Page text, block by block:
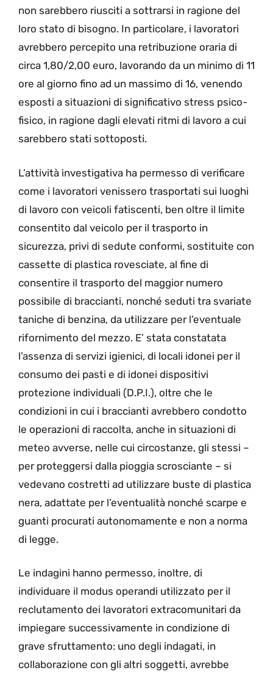
non sarebbero riusciti a sottrarsi in ragione del
loro stato di bisogno. In particolare, i lavoratori
avrebbero percepito una retribuzione oraria di
circa 1,80/2,00 euro, lavorando da un minimo di 11
ore al giorno fino ad un massimo di 16, venendo
esposti a situazioni di significativo stress psico-
fisico, in ragione dagli elevati ritmi di lavoro a cui
sarebbero stati sottoposti.
L’attività investigativa ha permesso di verificare
come i lavoratori venissero trasportati sui luoghi
di lavoro con veicoli fatiscenti, ben oltre il limite
consentito dal veicolo per il trasporto in
sicurezza, privi di sedute conformi, sostituite con
cassette di plastica rovesciate, al fine di
consentire il trasporto del maggior numero
possibile di braccianti, nonché seduti tra svariate
taniche di benzina, da utilizzare per l’eventuale
rifornimento del mezzo. E’ stata constatata
l’assenza di servizi igienici, di locali idonei per il
consumo dei pasti e di idonei dispositivi
protezione individuali (D.P.I.), oltre che le
condizioni in cui i braccianti avrebbero condotto
le operazioni di raccolta, anche in situazioni di
meteo avverse, nelle cui circostanze, gli stessi –
per proteggersi dalla pioggia scrosciante – si
vedevano costretti ad utilizzare buste di plastica
nera, adattate per l’eventualità nonché scarpe e
guanti procurati autonomamente e non a norma
di legge.
Le indagini hanno permesso, inoltre, di
individuare il modus operandi utilizzato per il
reclutamento dei lavoratori extracomunitari da
impiegare successivamente in condizione di
grave sfruttamento: uno degli indagati, in
collaborazione con gli altri soggetti, avrebbe